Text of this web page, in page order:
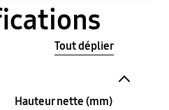
Tout déplier
Hauteur nette (mm)